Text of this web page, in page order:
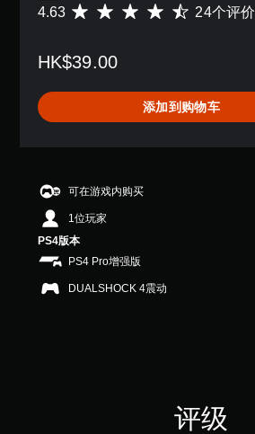
平
价
.
6
满
分
5
颗
星
2
4.63 24个评价
HK$39.00
添加到购物车
可在游戏内购买
1位玩家
PS4版本
PS4 Pro增强版
DUALSHOCK 4震动
评级